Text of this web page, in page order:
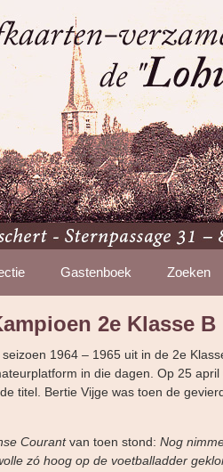
Gastenboek Zoeken
2e Klasse B
1964 – 1965 uit in de 2e
in die dagen. Op 25
titel. Bertie Vijge was toen de
Courantvan toen stond: Nog
zó hoog op de voetballadder